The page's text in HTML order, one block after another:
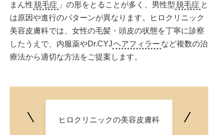
まん性 脱毛症 」の形をとることが多く、男性型 脱毛症 と
は原因や進行のパターンが異なります。ヒロクリニック
美容皮膚科では、女性の毛髪・頭皮の状態を丁寧に診察
したうえで、内服薬やDr.CYJヘアフィラー など複数の治
療法から適切な方法をご提案します。
ヒロクリニックの美容皮膚科